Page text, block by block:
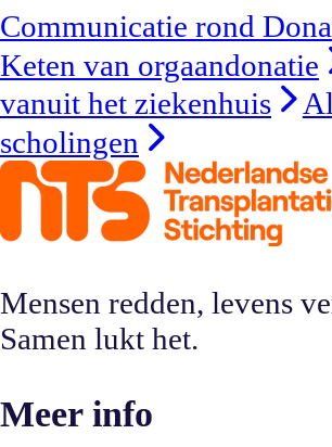
Communicatie rond
Keten van orgaandonatie
vanuit het ziekenhuis
scholingen
Mensen redden, levens
Samen lukt het.
Meer info